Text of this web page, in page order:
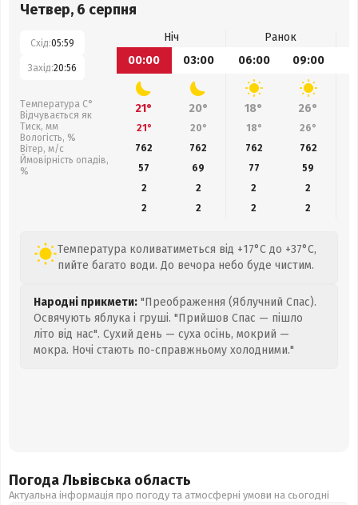
Четвер, 6 серпня
Схід:05:59
Захід:20:56
Температура С°
Відчувається як
Тиск, мм
Вологість, %
Вітер, м/с
Ймовірність опадів,
%
Ніч
Ранок
00:00
03:00 06:00 09:00
21° 20° 18° 26°
21° 20° 18° 26°
762
762 762 762
57
69 77 59
2
2 2
2
2
2 2 2
Температура коливатиметься від +17°C до +37°C,
пийте багато води. До вечора небо буде чистим.
Народні прикмети: "Преображення (Яблучний Спас).
Освячують яблука і груші. "Прийшов Спас — пішло
літо від нас". Сухий день — суха осінь, мокрий —
мокра. Ночі стають по-справжньому холодними."
Погода Львівська область
Актуальна інформація про погоду та атмосферні умови на сьогодні